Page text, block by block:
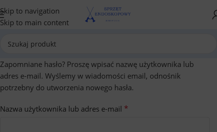
Skip to navigation
Skip to main content
Zapomniane hasło? Proszę wpisać nazwę użytkownika lub
adres e-mail. Wyślemy w wiadomości email, odnośnik
potrzebny do utworzenia nowego hasła.
Nazwa użytkownika lub adres e-mail *